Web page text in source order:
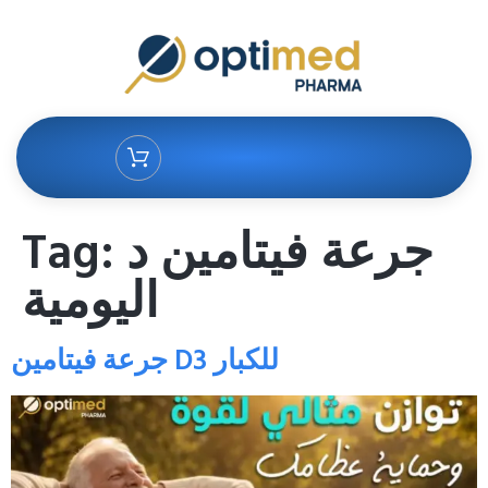
Tag: جرعة فيتامين د
اليومية
جرعة فيتامين D3 للكبار